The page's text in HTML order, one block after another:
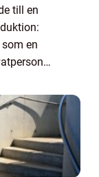
till en
en
är...